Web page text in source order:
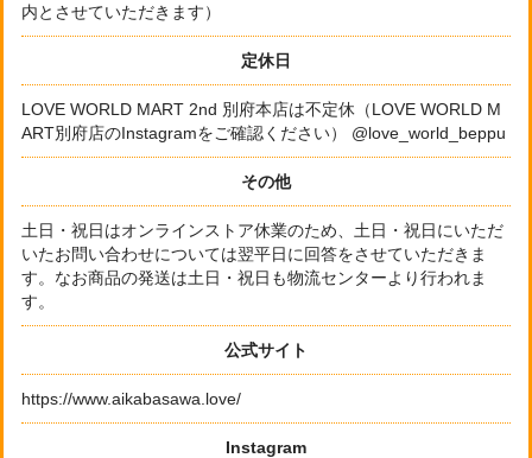
内とさせていただきます）
定休日
LOVE WORLD MART 2nd 別府本店は不定休（LOVE WORLD M
ART別府店のInstagramをご確認ください） @love_world_beppu
その他
土日・祝日はオンラインストア休業のため、土日・祝日にいただ
いたお問い合わせについては翌平日に回答をさせていただきま
す。なお商品の発送は土日・祝日も物流センターより行われま
す。
公式サイト
https://www.aikabasawa.love/
Instagram